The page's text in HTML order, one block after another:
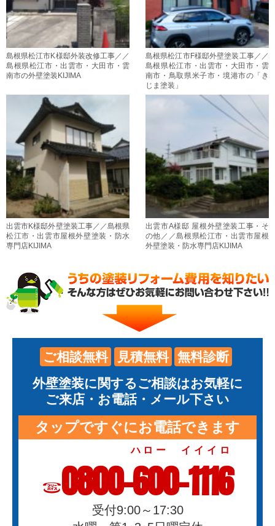
島根県松江市K様邸外装改修工事／／
島根県松江市・出雲市・大田市・雲
南市の外壁塗装KIJIMA
島根県松江市F様邸外壁塗装工事／／
島根県松江市・出雲市・大田市・雲
南市・鳥取県米子市・境港市の「き
じま塗装」
出雲市K様邸外壁塗装工事／／島根県
松江市・出雲市屋根外壁塗装・防水
専門店KIJIMA
出雲市A様邸 屋根外壁塗装工事・そ
の他／／島根県松江市・出雲市屋根
外壁塗装・防水専門店KIJIMA
ご相談無料 見積無料
無料診断
外壁塗装に関するご相談はお気軽に
ご来店・お電話・メール下さい
タップですぐにお電話できます
0800-600-1116
ハロー イイイロ
受付9:00～17:30